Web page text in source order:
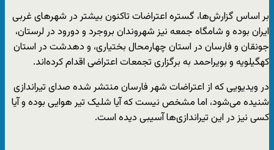
بر اساس گزارش‌ها، گستره اعتراضات تاکنون بیشتر در شهرهای غربی
ایران بوده و شامگاه جمعه نیز شهروندان بروجرد و دورود در لرستان،
جونقان و فارسان در استان چهارمحال بختیاری، و دهدشت در استان
کهگیلویه و بویراحمد به برگزاری تجمعات اعتراضی اقدام کرده‌اند.
در ویدیویی که از اعتراضات شهر فارسان منتشر شده صدای تیراندازی
شنیده می‌شود، اما مشخص نیست که آیا شلیک تیر هوایی بوده و آیا
کسی نیز در این تیراندازی‌ها آسیبی دیده است.